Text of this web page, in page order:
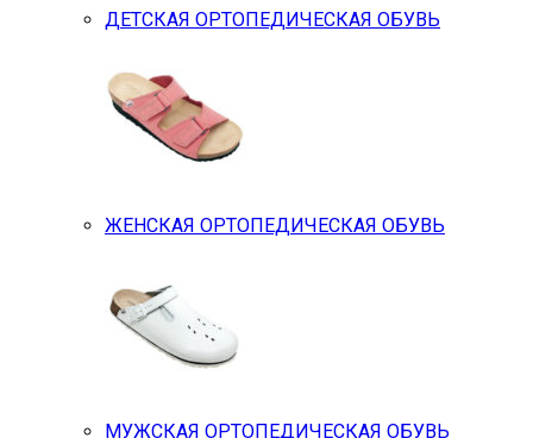
ДЕТСКАЯ ОРТОПЕДИЧЕСКАЯ ОБУВЬ
ЖЕНСКАЯ ОРТОПЕДИЧЕСКАЯ ОБУВЬ
МУЖСКАЯ ОРТОПЕДИЧЕСКАЯ ОБУВЬ